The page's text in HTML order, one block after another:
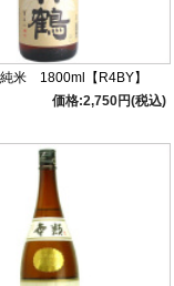
米 1800ml【R4BY】
価格:2,750円(税込)